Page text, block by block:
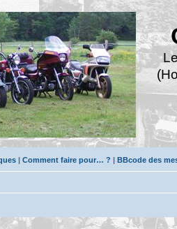
| Comment faire pour… ? | BBcode des